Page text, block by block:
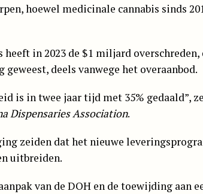
hoewel medicinale cannabis sinds
heeft in 2023 de $1 miljard
deels vanwege het overaanbod.
is in twee jaar tijd met 35% gedaald”,
Dispensaries Association.
zeiden dat het nieuwe
uitbreiden.
van de DOH en de toewijding aan